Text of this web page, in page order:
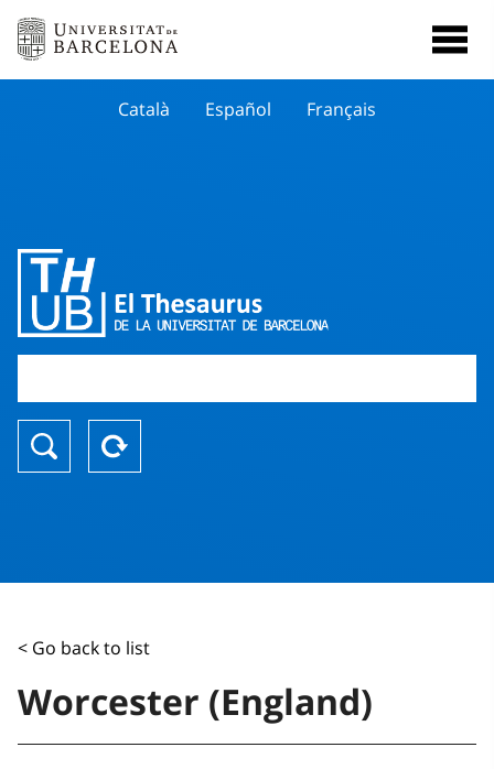
Català Español Français
< Go back to list
Worcester (England)